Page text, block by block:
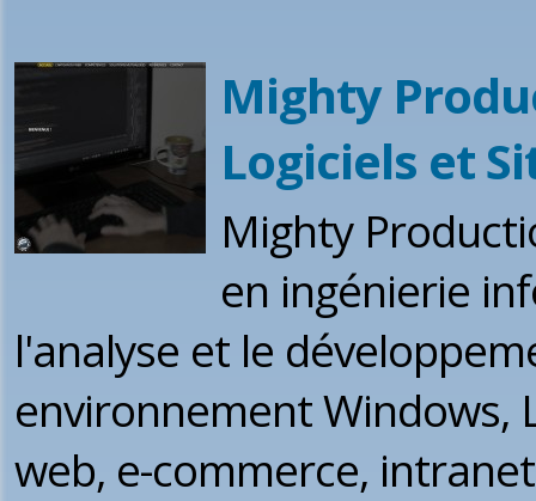
Mighty
Logiciels et
Mighty
en ingénierie
l'analyse et le
environnement Windows,
web, e-commerce,